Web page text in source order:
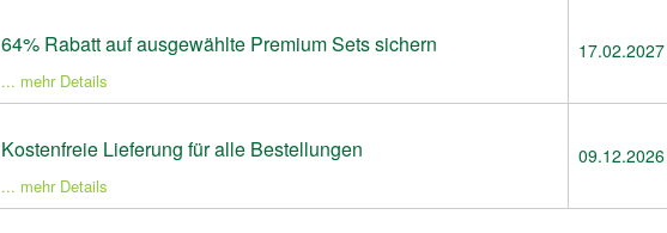
64% Rabatt auf ausgewählte Premium Sets sichern
... mehr Details
17.02.2027
Kostenfreie Lieferung für alle Bestellungen
... mehr Details
09.12.2026